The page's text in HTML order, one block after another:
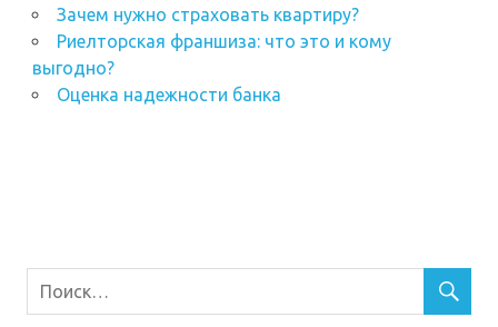
Зачем нужно страховать квартиру?
Риелторская франшиза: что это и кому
выгодно?
Оценка надежности банка